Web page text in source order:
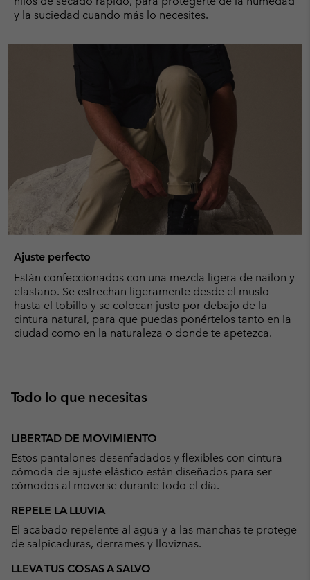
y la suciedad cuando más lo necesites.
Ajuste perfecto
Están confeccionados con una mezcla ligera de nailon y
elastano. Se estrechan ligeramente desde el muslo
hasta el tobillo y se colocan justo por debajo de la
cintura natural, para que puedas ponértelos tanto en la
ciudad como en la naturaleza o donde te apetezca.
Todo lo que necesitas
LIBERTAD DE MOVIMIENTO
Estos pantalones desenfadados y flexibles con cintura
cómoda de ajuste elástico están diseñados para ser
cómodos al moverse durante todo el día.
REPELE LA LLUVIA
El acabado repelente al agua y a las manchas te protege
de salpicaduras, derrames y lloviznas.
LLEVA TUS COSAS A SALVO